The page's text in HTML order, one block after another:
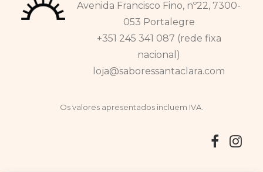
Avenida Francisco Fino, nº22, 7300-
053 Portalegre
+351 245 341 087 (rede fixa
nacional)
loja@saboressantaclara.com
Os valores apresentados incluem IVA.